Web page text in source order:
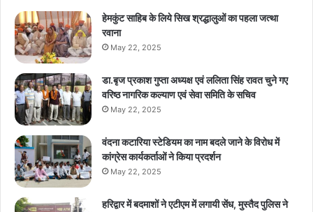
हेमकुंट साहिब के लिये सिख श्रद्धालुओं का पहला जत्था
रवाना
May 22, 2025
डा.बृज प्रकाश गुप्ता अध्यक्ष एवं ललिता सिंह रावत चुने गए
वरिष्ठ नागरिक कल्याण एवं सेवा समिति के सचिव
May 22, 2025
वंदना कटारिया स्टेडियम का नाम बदले जाने के विरोध में
कांग्रेस कार्यकर्ताओं ने किया प्रदर्शन
May 22, 2025
हरिद्वार में बदमाशों ने एटीएम में लगायी सेंध, मुस्तैद पुलिस ने